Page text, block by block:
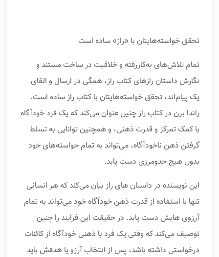
تحقق خواسته‌هایتان با «راز» ساده است
تمام تلاش‌های به‌کاررفته و خلاقیت در ساخت مستند و
نگارش داستان راز‌های کتاب راز، همگی در ارسال و القای
یک پیام‌اند، تحقق خواسته‌هایتان با کتاب راز ساده است.
راندا برن در کتاب راز چنین عنوان می‌کند که یک فرد خودآگاه
با کمک تمرکز و قدرت ذهنی، و همچنین توانایی به تسلط
گرفتن ذهن ناخودآگاه، می‌تواند به تمام خواسته‌های خود
بدون هیچ حدومرزی دست یابد.
این نویسنده در داستان های راز بیان می‌کند که هر انسانی
تنها با استفاده از قدرت ذهن خودآگاه خود می‌تواند به تمام
آرزوی هایش دست یابد. در حقیقت این فرایند را چنین
توصیف می‌کند که وقتی یک فرد با ذهنی خودآگاه از کائنات
درخواستی داشته باشد، پس از انتخاب آرزو یا هدفش باید